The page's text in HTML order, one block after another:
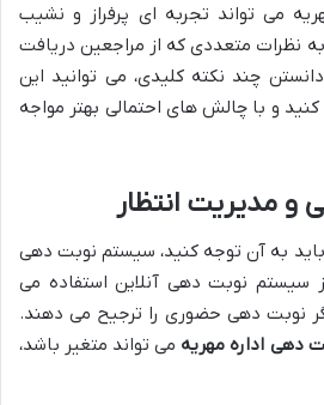
می تواند تجربه ای پرفراز و نشیب
نظرات متعددی که از مراجعین دریافت
چند نکته کلیدی، می توانید این
کنید و با چالش های احتمالی بهتر مواجه
مدیریت انتظار
باید به آن توجه کنید، سیستم نوبت دهی
سیستم نوبت دهی آنلاین استفاده می
نوبت دهی حضوری را ترجیح می دهند.
دهی اداره مهریه می تواند متغیر باشد،